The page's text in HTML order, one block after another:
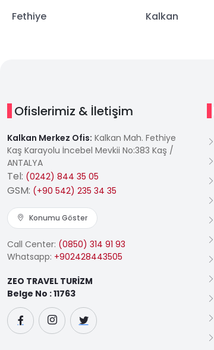
Fethiye Kalkan
Ofislerimiz & İletişim
Kalkan Merkez Ofis: Kalkan Mah. Fethiye
Kaş Karayolu İncebel Mevkii No:383 Kaş /
ANTALYA
Tel: (0242) 844 35 05
GSM: (+90 542) 235 34 35
Konumu Göster
Call Center: (0850) 314 91 93
Whatsapp: +902428443505
ZEO TRAVEL TURİZM
Belge No : 11763